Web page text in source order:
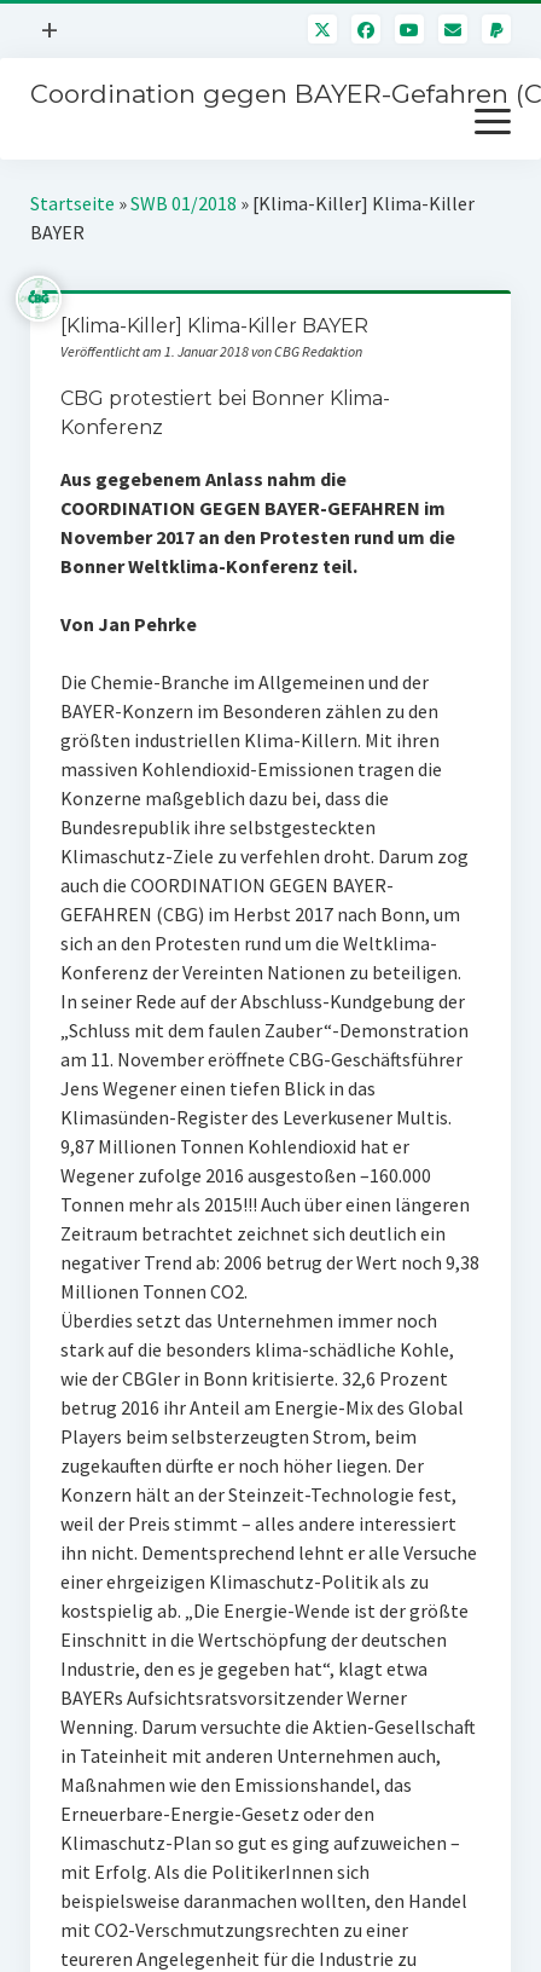
Menü
+
Mitmachen
Über uns
Kontakt
Impressum
Coordination gegen BAYER-Gefahren
Menü
öffnen
Kampagnen
Stichwort BAYER
Jahrestagung
SPENDEN
Startseite »SWB 01/2018 » [Klima-Killer] Klima-Killer
BAYER
[Klima-Killer] Klima-Killer BAYER
Veröffentlicht am 1. Januar 2018 von CBG Redaktion
CBG protestiert bei Bonner Klima-
Konferenz
Aus gegebenem Anlass nahm die
COORDINATION GEGEN BAYER-GEFAHREN im
November 2017 an den Protesten rund um die
Bonner Weltklima-Konferenz teil.
Von Jan Pehrke
Die Chemie-Branche im Allgemeinen und der
BAYER-Konzern im Besonderen zählen zu den
größten industriellen Klima-Killern. Mit ihren
massiven Kohlendioxid-Emissionen tragen die
Konzerne maßgeblich dazu bei, dass die
Bundesrepublik ihre selbstgesteckten
Klimaschutz-Ziele zu verfehlen droht. Darum zog
auch die COORDINATION GEGEN BAYER-
GEFAHREN (CBG) im Herbst 2017 nach Bonn, um
sich an den Protesten rund um die Weltklima-
Konferenz der Vereinten Nationen zu beteiligen.
In seiner Rede auf der Abschluss-Kundgebung der
„Schluss mit dem faulen Zauber“-Demonstration
am 11. November eröffnete CBG-Geschäftsführer
Jens Wegener einen tiefen Blick in das
Klimasünden-Register des Leverkusener Multis.
9,87 Millionen Tonnen Kohlendioxid hat er
Wegener zufolge 2016 ausgestoßen –160.000
Tonnen mehr als 2015!!! Auch über einen längeren
Zeitraum betrachtet zeichnet sich deutlich ein
negativer Trend ab: 2006 betrug der Wert noch 9,38
Millionen Tonnen CO2.
Überdies setzt das Unternehmen immer noch
stark auf die besonders klima-schädliche Kohle,
wie der CBGler in Bonn kritisierte. 32,6 Prozent
betrug 2016 ihr Anteil am Energie-Mix des Global
Players beim selbsterzeugten Strom, beim
zugekauften dürfte er noch höher liegen. Der
Konzern hält an der Steinzeit-Technologie fest,
weil der Preis stimmt – alles andere interessiert
ihn nicht. Dementsprechend lehnt er alle Versuche
einer ehrgeizigen Klimaschutz-Politik als zu
kostspielig ab. „Die Energie-Wende ist der größte
Einschnitt in die Wertschöpfung der deutschen
Industrie, den es je gegeben hat“, klagt etwa
BAYERs Aufsichtsratsvorsitzender Werner
Wenning. Darum versuchte die Aktien-Gesellschaft
in Tateinheit mit anderen Unternehmen auch,
Maßnahmen wie den Emissionshandel, das
Erneuerbare-Energie-Gesetz oder den
Klimaschutz-Plan so gut es ging aufzuweichen –
mit Erfolg. Als die PolitikerInnen sich
beispielsweise daranmachen wollten, den Handel
mit CO2-Verschmutzungsrechten zu einer
teureren Angelegenheit für die Industrie zu